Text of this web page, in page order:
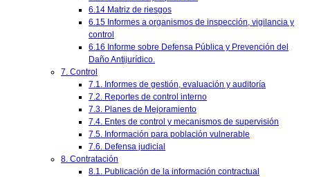
6.14 Matriz de riesgos
6.15 Informes a organismos de inspección, vigilancia y
control
6.16 Informe sobre Defensa Pública y Prevención del
Daño Antijurídico.
7. Control
7.1. Informes de gestión, evaluación y auditoría
7.2. Reportes de control interno
7.3. Planes de Mejoramiento
7.4. Entes de control y mecanismos de supervisión
7.5. Información para población vulnerable
7.6. Defensa judicial
8. Contratación
8.1. Publicación de la información contractual